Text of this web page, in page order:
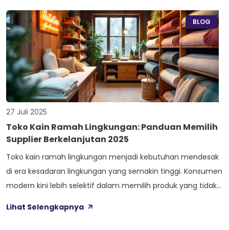
yang dapat berinteraksi dengan lingkungan dan pengguna.
Era digitalisasi tekstil ini menuntut pelaku bisnis […]
BLOG
27 Juli 2025
Toko Kain Ramah Lingkungan: Panduan Memilih
Supplier Berkelanjutan 2025
Toko kain ramah lingkungan menjadi kebutuhan mendesak
di era kesadaran lingkungan yang semakin tinggi. Konsumen
modern kini lebih selektif dalam memilih produk yang tidak
memperhatikan dampak terhadap lingkungan.
Lihat Selengkapnya